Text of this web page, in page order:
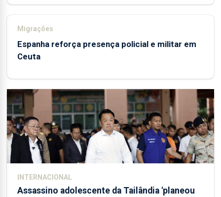
Migrações
Espanha reforça presença policial e militar em
Ceuta
INTERNACIONAL
Assassino adolescente da Tailândia 'planeou